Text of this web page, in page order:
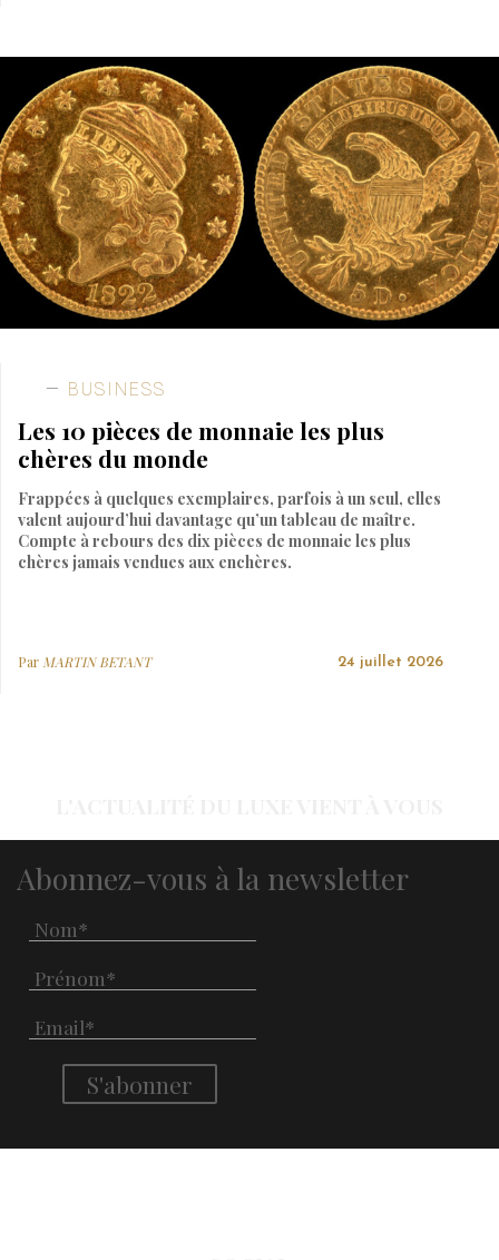
BUSINESS
Les 10 pièces de monnaie les plus
chères du monde
Frappées à quelques exemplaires, parfois à un seul, elles
valent aujourd’hui davantage qu’un tableau de maître.
Compte à rebours des dix pièces de monnaie les plus
chères jamais vendues aux enchères.
ParMARTIN BETANT 24 juillet 2026
Abonnez-vous à la newsletter